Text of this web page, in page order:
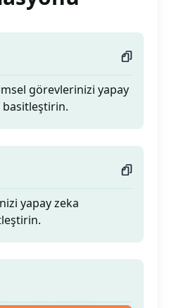
görevlerinizi yapay
yapay zeka